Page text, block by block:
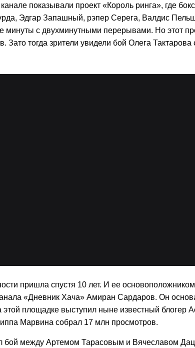
показывали проект «Король ринга», где
Эдгар Запашный, рэпер Серега, Валдис
минуты с двухминутными перерывами. Но этот
Зато тогда зрители увидели бой Олега
пришла спустя 10 лет. И ее
«Дневник Хача» Амиран Сардаров. Он
площадке выступил ныне известный блогер
Марвина собрал 17 млн просмотров.
бой между Артемом Тарасовым и Вячеславом